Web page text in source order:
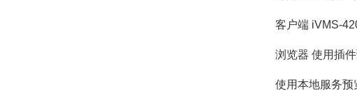
客户端 iVMS-
浏览器 使用插件
使用本地服务预